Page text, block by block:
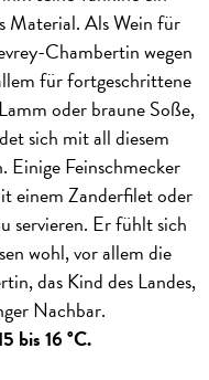
Material. Als Wein für
Chambertin wegen
für fortgeschrittene
oder braune Soße,
sich mit all diesem
Einige Feinschmecker
einem Zanderfilet oder
servieren. Er fühlt sich
wohl, vor allem die
das Kind des Landes,
Nachbar.
bis 16 °C.